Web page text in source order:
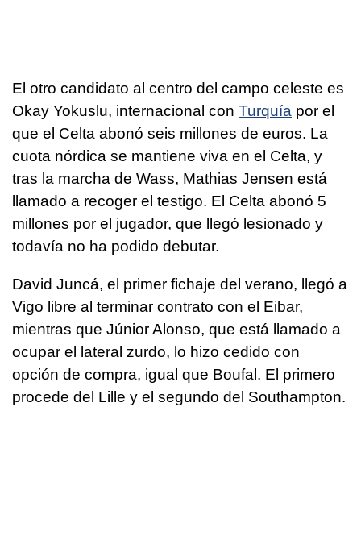
El otro candidato al centro del campo celeste es
Okay Yokuslu, internacional con Turquía por el
que el Celta abonó seis millones de euros. La
cuota nórdica se mantiene viva en el Celta, y
tras la marcha de Wass, Mathias Jensen está
llamado a recoger el testigo. El Celta abonó 5
millones por el jugador, que llegó lesionado y
todavía no ha podido debutar.
David Juncá, el primer fichaje del verano, llegó a
Vigo libre al terminar contrato con el Eibar,
mientras que Júnior Alonso, que está llamado a
ocupar el lateral zurdo, lo hizo cedido con
opción de compra, igual que Boufal. El primero
procede del Lille y el segundo del Southampton.